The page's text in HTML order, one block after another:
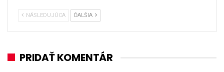
NÁSLEDUJÚCA ĎALŠIA
PRIDAŤ KOMENTÁR